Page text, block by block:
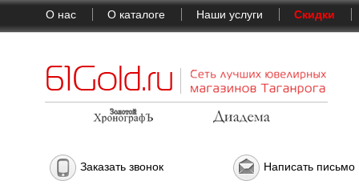
О нас О каталоге Наши услуги Скидки
Заказать звонок Написать письмо